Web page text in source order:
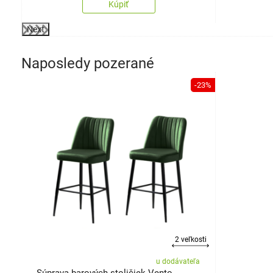
Kúpiť
Next
Naposledy pozerané
-23%
2 veľkosti
u dodávateľa